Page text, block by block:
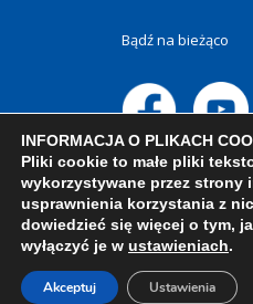
Bądź na bieżąco
INFORMACJA O PLIKACH
Pliki cookie to małe pliki
wykorzystywane przez strony
usprawnienia korzystania z
dowiedzieć się więcej o tym,
wyłączyć je w ustawieniach.
Akceptuj Ustawienia